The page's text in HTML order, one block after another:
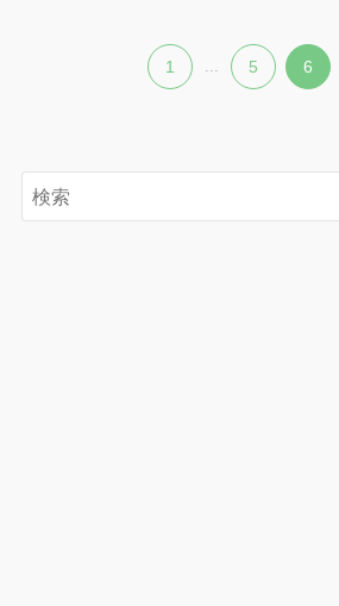
1 ... 5 6